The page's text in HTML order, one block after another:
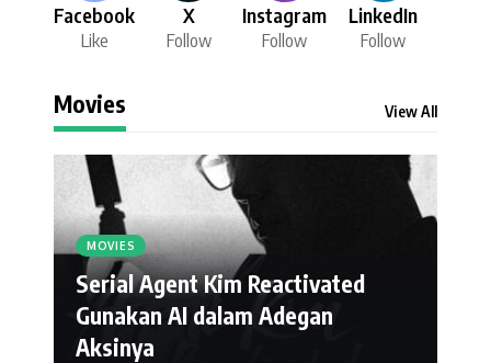
Facebook
Like
X
Follow
Instagram
Follow
LinkedIn
Follow
Movies View All
MOVIES
Serial Agent Kim Reactivated
Gunakan AI dalam Adegan
Aksinya